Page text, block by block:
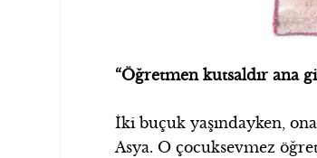
“Öğretmen kutsaldır ana
İki buçuk yaşındayken,
Asya. O çocuksevmez